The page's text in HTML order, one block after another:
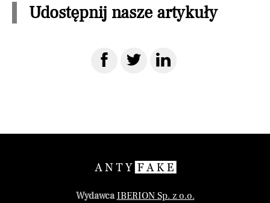
Udostępnij nasze artykuły
WydawcaIBERION Sp. z o.o.